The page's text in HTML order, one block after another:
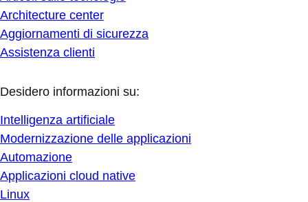
Architecture center
Aggiornamenti di sicurezza
Assistenza clienti
Desidero informazioni su:
Intelligenza artificiale
Modernizzazione delle applicazioni
Automazione
Applicazioni cloud native
Linux